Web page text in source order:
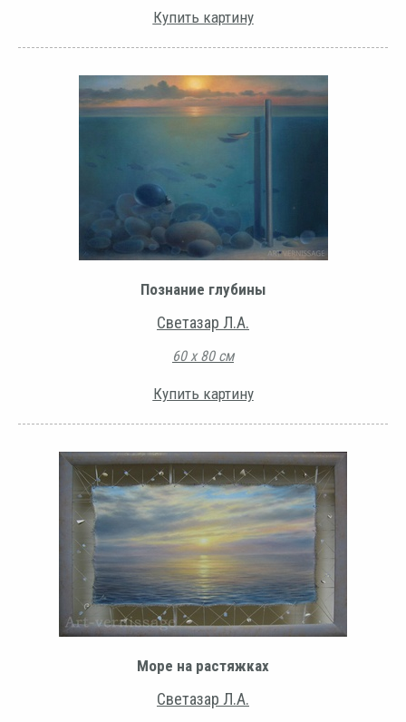
Купить картину
Познание глубины
Светазар Л.А.
60 х 80 см
Купить картину
Море на растяжках
Светазар Л.А.